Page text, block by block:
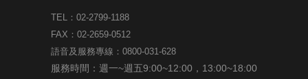
TEL：02-2799-1188
FAX：02-2659-0512
語音及服務專線：0800-031-628
服務時間：週一~週五9:00~12:00，13:00~18:00